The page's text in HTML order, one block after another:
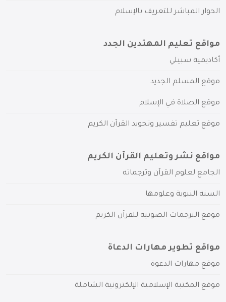
الحوار المباشر للتعريف بالإسلام
مواقع تعليم المهتدين الجدد
أكاديمية سبيلي
موقع المسلم الجديد
موقع الصلاة في الإسلام
موقع تعليم تفسير وتجويد القرآن الكريم
مواقع نشر وتعليم القرآن الكريم
الجامع لعلوم القرآن وترجماته
السنة النبوية وعلومها
موقع الترجمات الصوتية للقرآن الكريم
مواقع تطوير مهارات الدعاة
موقع مهارات الدعوة
موقع المكتبة الإسلامية الإلكترونية الشاملة